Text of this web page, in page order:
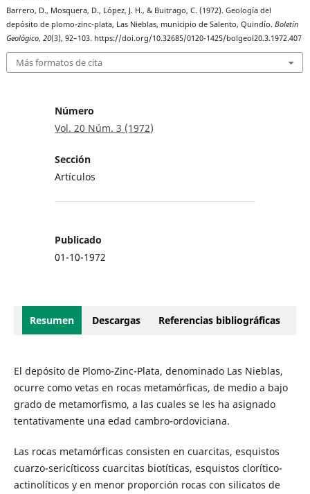
Barrero, D., Mosquera, D., López, J. H., & Buitrago, C. (1972). Geología del
depósito de plomo-zinc-plata, Las Nieblas, municipio de Salento, Quindío.Boletín
Geológico,20(3), 92–103. https://doi.org/10.32685/0120-1425/bolgeol20.3.1972.407
Más formatos de cita
Número
Vol. 20 Núm. 3 (1972)
Sección
Artículos
Publicado
01-10-1972
Resumen Descargas Referencias bibliográficas
El depósito de Plomo-Zinc-Plata, denominado Las Nieblas,
ocurre como vetas en rocas metamórficas, de medio a bajo
grado de metamorfismo, a las cuales se les ha asignado
tentativamente una edad cambro-ordoviciana.
Las rocas metamórficas consisten en cuarcitas, esquistos
cuarzo-sericíticoss cuarcitas biotíticas, esquistos clorítico-
actinolíticos y en menor proporción rocas con silicatos de